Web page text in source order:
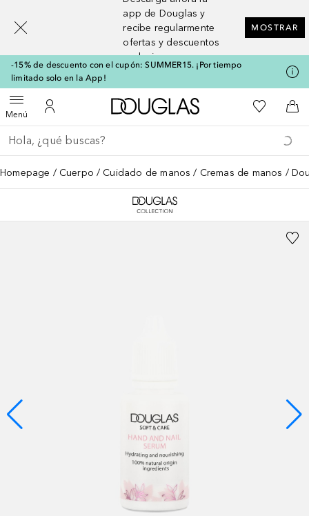
app de Douglas y
recibe regularmente
ofertas y descuentos
exclusivos
MOSTRAR
-15% de descuento con el cupón: SUMMER15. ¡Por tiempo
limitado solo en la App!
MenúAbrir menúMi cuenta
A Douglas HomeMi lista de
A
Regresar
Ejecutar búsqueda
Homepage Cuerpo Cuidado de manos Cremas de manos
[navigation.slideout.screenreader]